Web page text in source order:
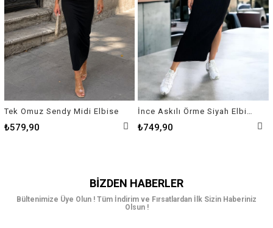
Tek Omuz Sendy Midi Elbise
₺579,90
İnce Askılı Örme Siyah Elbise
₺749,90
BIZDEN HABERLER
Bültenimize Üye Olun ! Tüm İndirim ve Fırsatlardan İlk Sizin Haberiniz
Olsun !